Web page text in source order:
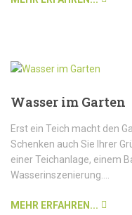
Wasser im Garten
Erst ein Teich macht den
Schenken auch Sie Ihrer
einer Teichanlage, einem
Wasserinszenierung....
MEHR ERFAHREN...